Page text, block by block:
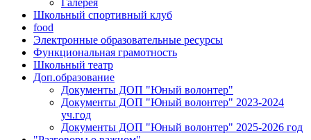
Школьный спортивный клуб
food
Электронные образовательные ресурсы
Функциональная грамотность
Школьный театр
Доп.образование
Документы ДОП "Юный волонтер"
Документы ДОП "Юный волонтер" 2023-2024
уч.год
Документы ДОП "Юный волонтер" 2025-2026 год